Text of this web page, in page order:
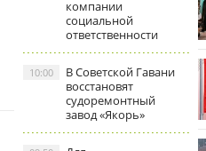
компании
социальной
ответственности
В Советской Гавани
восстановят
судоремонтный
завод «Якорь»
10:00